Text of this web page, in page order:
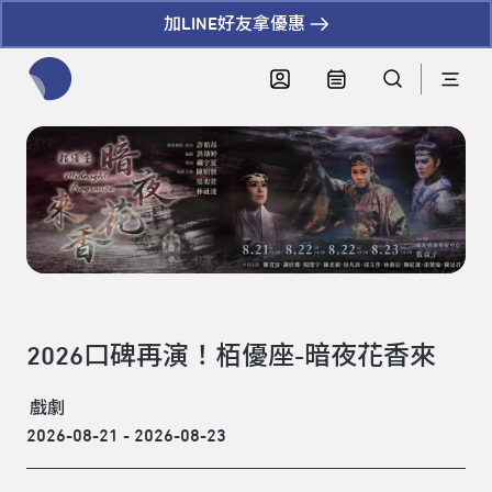
加LINE好友拿優惠
2026口碑再演！栢優座-暗夜花香來
戲劇
2026-08-21 - 2026-08-23